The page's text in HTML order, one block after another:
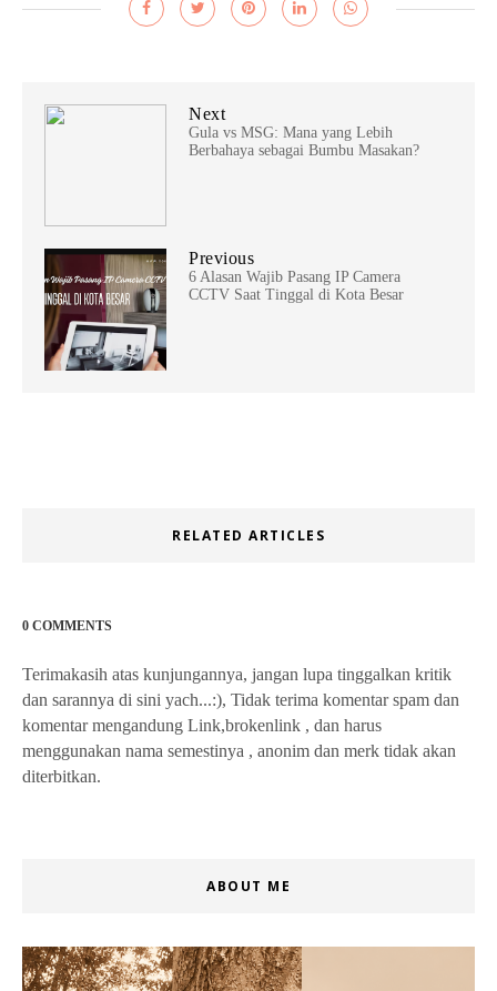
Next
Gula vs MSG: Mana yang Lebih
Berbahaya sebagai Bumbu Masakan?
Previous
6 Alasan Wajib Pasang IP Camera
CCTV Saat Tinggal di Kota Besar
RELATED ARTICLES
0 COMMENTS
Terimakasih atas kunjungannya, jangan lupa tinggalkan kritik
dan sarannya di sini yach...:), Tidak terima komentar spam dan
komentar mengandung Link,brokenlink , dan harus
menggunakan nama semestinya , anonim dan merk tidak akan
diterbitkan.
ABOUT ME